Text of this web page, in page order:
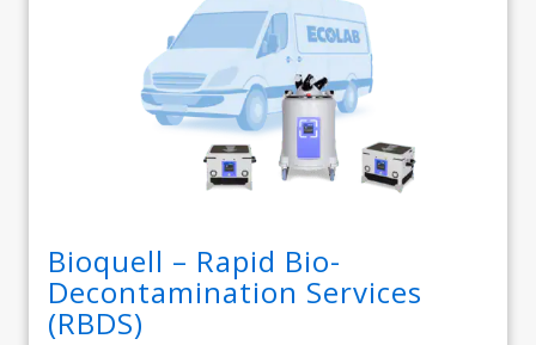
Bioquell – Rapid Bio-
Decontamination Services
(RBDS)